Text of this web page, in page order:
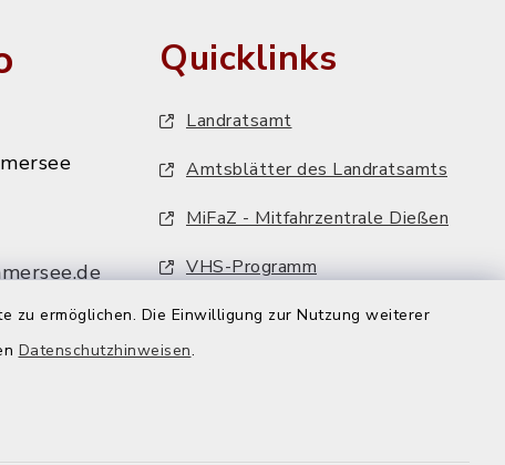
zu ermöglichen. Die Einwilligung zur Nutzung weiterer
Datenschutzhinweisen.
Quicklinks
Landratsamt
Amtsblätter des Landratsamts
MiFaZ - Mitfahrzentrale Dießen
VHS-Programm
FFH-Artenmonitoring